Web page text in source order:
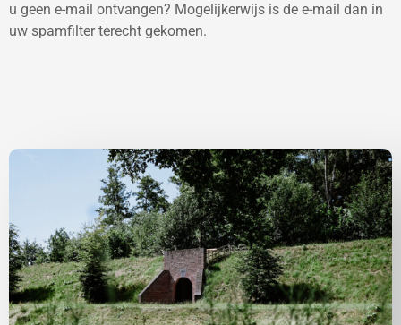
u geen e-mail ontvangen? Mogelijkerwijs is de e-mail dan in
uw spamfilter terecht gekomen.